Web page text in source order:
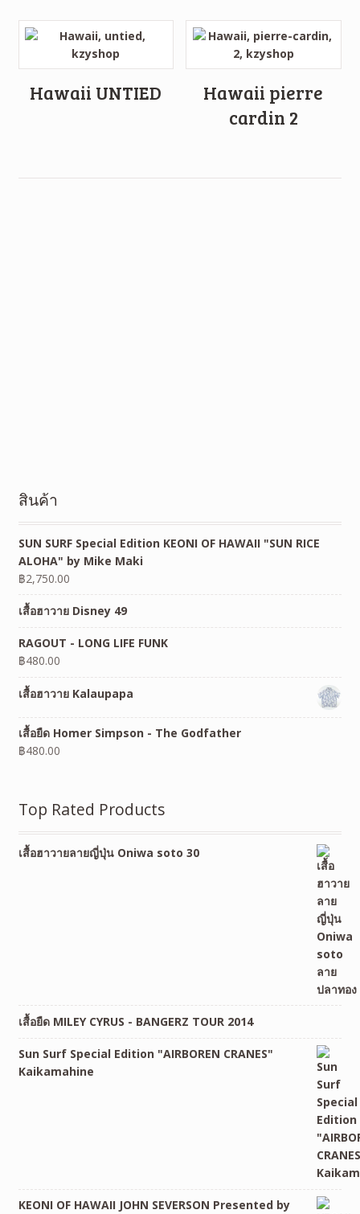
Hawaii UNTIED
Hawaii pierre
cardin 2
สินค้า
SUN SURF Special Edition KEONI OF HAWAII "SUN RICE
ALOHA" by Mike Maki
฿2,750.00
เสื้อฮาวาย Disney 49
RAGOUT - LONG LIFE FUNK
฿480.00
เสื้อฮาวาย Kalaupapa
เสื้อยืด Homer Simpson - The Godfather
฿480.00
Top Rated Products
เสื้อฮาวายลายญี่ปุ่น Oniwa soto 30
เสื้อยืด MILEY CYRUS - BANGERZ TOUR 2014
Sun Surf Special Edition "AIRBOREN CRANES"
Kaikamahine
KEONI OF HAWAII JOHN SEVERSON Presented by